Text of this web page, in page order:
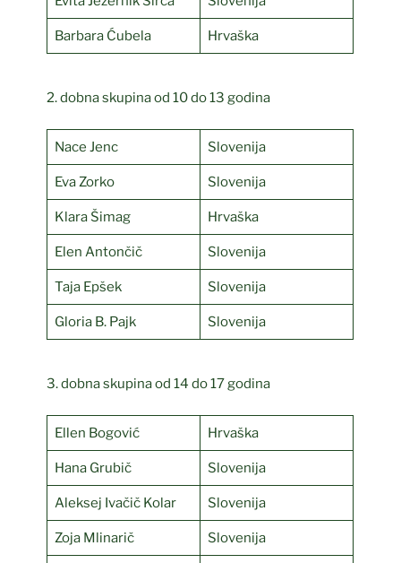
Barbara Ćubela Hrvaška
2. dobna skupina od 10 do 13 godina
Nace Jenc Slovenija
Eva Zorko Slovenija
Klara Šimag Hrvaška
Elen Antončič Slovenija
Taja Epšek Slovenija
Gloria B. Pajk Slovenija
3. dobna skupina od 14 do 17 godina
Ellen Bogović Hrvaška
Hana Grubič Slovenija
Aleksej Ivačič Kolar Slovenija
Zoja Mlinarič Slovenija